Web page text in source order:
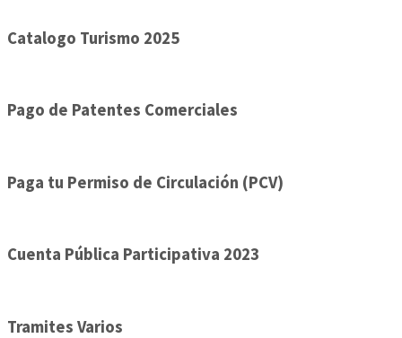
Catalogo Turismo 2025
Pago de Patentes Comerciales
Paga tu Permiso de Circulación (PCV)
Cuenta Pública Participativa 2023
Tramites Varios